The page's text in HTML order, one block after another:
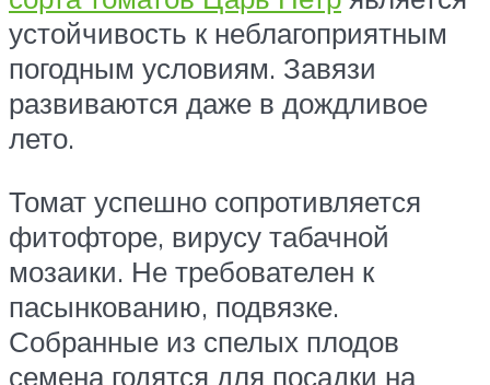
устойчивость к неблагоприятным
погодным условиям. Завязи
развиваются даже в дождливое
лето.
Томат успешно сопротивляется
фитофторе, вирусу табачной
мозаики. Не требователен к
пасынкованию, подвязке.
Собранные из спелых плодов
семена годятся для посадки на